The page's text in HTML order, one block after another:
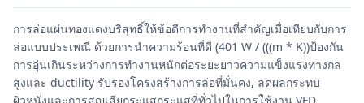
การล่อแผ่นทองแดงบริสุทธิ์ให้ข้อดีการทํางานที่สําคัญเมื่อเทียบกับการ
ล่อแบบประเพณี ด้วยการนําความร้อนที่ดี (401 W / (((m * K))ป้องกัน
การอุ่นเกินระหว่างการทํางานหนักต่อระยะยาวความแข็งแรงทางกล
สูงและ ductility รับรองโครงสร้างการล่อที่มั่นคง, ลดผลกระทบ